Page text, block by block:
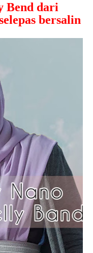
Bend dari
bersalin